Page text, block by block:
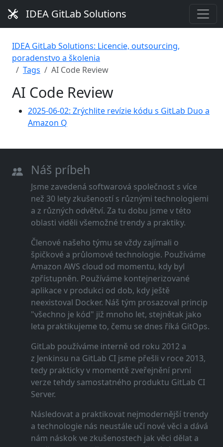
IDEA GitLab Solutions
IDEA GitLab Solutions: Licencie, outsourcing,
poradenstvo a školenia
Tags
AI Code Review
AI Code Review
2025-06-02: Zrýchlite revízie kódu s GitLab Duo a
Amazon Q
Náš príbeh
Jsme zavedená softwarová společnost s více
než 30 lety zkušeností s různými technologiemi
a z různých odvětví. Za tu dobu jsme v této
oblasti viděli všemožné trendy a praktiky.
Členové našeho týmu se vždy zajímali o
špičkové a průlomové technologie. Používáme
Amazon AWS cloud od momentu, kdy byl
zpřístupněn. Používáme kontejnerizované
aplikace v produkci od dob, kdy ještě
neexistoval Docker. Náš tým prosazoval princip
"všechno je kód" již mnoho let, stejnětak jako
leta praktikujeme to, čemu se dnes říká GitOps.
GitLab používáme interně od roku 2012 a
z Jenkinsu na GitLab CI jsme přešli v roce 2013,
tedy prakticky v momentě zveřejnění první
verze tehdy samostatného produktu GitLab CI
Server.
Následovat a praktikovat nejmodernější trendy
a technologie nás neustále učí nové věci a dává
nám náskok ve zkušenostech jak věci dělat a